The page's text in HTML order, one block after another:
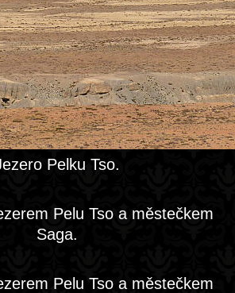
Pelku Tso.
Pelu Tso a městečkem
Saga.
Pelu Tso a městečkem